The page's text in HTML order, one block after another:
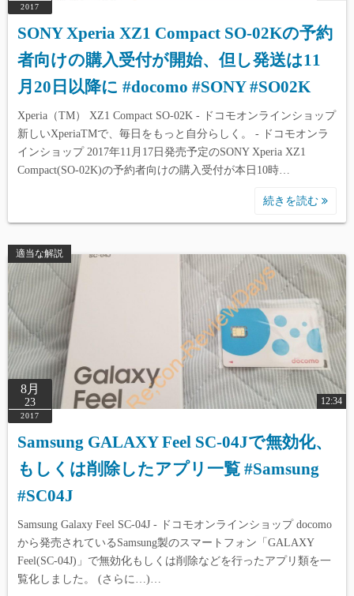
2017
SONY Xperia XZ1 Compact SO-02Kの予約
者向けの購入受付が開始、但し発送は11
月20日以降に #docomo #SONY #SO02K
Xperia（TM） XZ1 Compact SO-02K - ドコモオンラインショップ
新しいXperiaTMで、毎日をもっと自分らしく。 - ドコモオンラ
インショップ 2017年11月17日発売予定のSONY Xperia XZ1
Compact(SO-02K)の予約者向けの購入受付が本日10時…
続きを読む
適当な解説
8月
23
2017
12:34
Samsung GALAXY Feel SC-04Jで無効化、
もしくは削除したアプリ一覧 #Samsung
#SC04J
Samsung Galaxy Feel SC-04J - ドコモオンラインショップ docomo
から発売されているSamsung製のスマートフォン「GALAXY
Feel(SC-04J)」で無効化もしくは削除などを行ったアプリ類を一
覧化しました。 (さらに…)…